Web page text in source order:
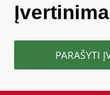
PARAŠYTI